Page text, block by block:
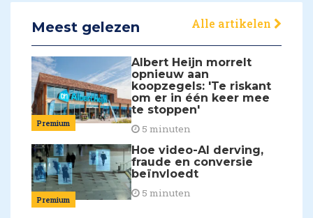
Meest gelezen Alle artikelen
Premium
Albert Heijn morrelt
opnieuw aan
koopzegels: 'Te riskant
om er in één keer mee
te stoppen'
5 minuten
Premium
Hoe video-AI derving,
fraude en conversie
beïnvloedt
5 minuten